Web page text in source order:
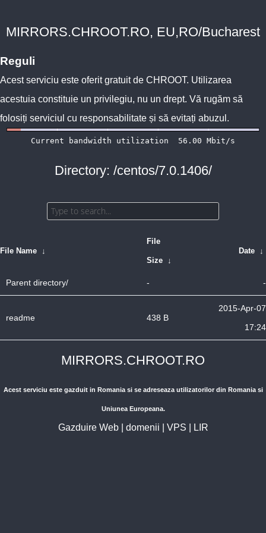
MIRRORS.CHROOT.RO, EU,RO/Bucharest
Reguli
Acest serviciu este oferit gratuit de CHROOT. Utilizarea
acestuia constituie un privilegiu, nu un drept. Vă rugăm să
folosiți serviciul cu responsabilitate și să evitați abuzul.
Directory: /centos/7.0.1406/
File Name ↓
File
Size ↓
Date ↓
Parent directory/ - -
readme 438 B
2015-Apr-07
17:24
MIRRORS.CHROOT.RO
Acest serviciu este gazduit in Romania si se adreseaza utilizatorilor din Romania si
Uniunea Europeana.
Gazduire Web| domenii VPS LIR